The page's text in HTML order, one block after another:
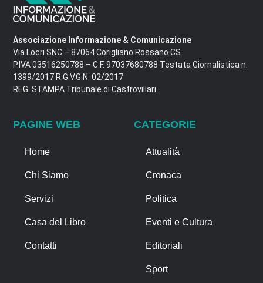
Associazione Informazione & Comunicazione
Via Locri SNC – 87064 Corigliano Rossano CS
P.IVA 03516250788 – C.F. 97037680788 Testata Giornalistica n.
1399/2017 R.G.V.G.N. 02/2017
REG. STAMPA Tribunale di Castrovillari
PAGINE WEB
Home
Chi Siamo
Servizi
Casa del Libro
Contatti
CATEGORIE
Attualità
Cronaca
Politica
Eventi e Cultura
Editoriali
Sport